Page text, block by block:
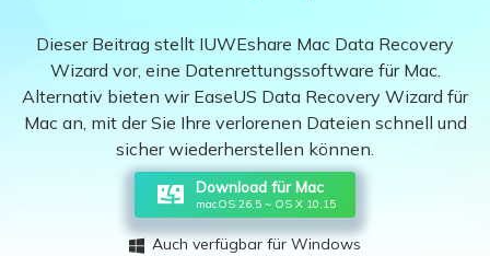
Dieser Beitrag stellt IUWEshare Mac Data Recovery
Wizard vor, eine Datenrettungssoftware für Mac.
Alternativ bieten wir EaseUS Data Recovery Wizard für
Mac an, mit der Sie Ihre verlorenen Dateien schnell und
sicher wiederherstellen können.
Download für Mac
macOS 26.5 ~ OS X 10.15
 Auch verfügbar für Windows